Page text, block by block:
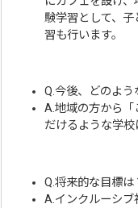
験学習として、
習も行います。
Q.今後、どのよ
A.地域の方から
だけるような学校
Q.将来的な目標は
A.インクルーシブ